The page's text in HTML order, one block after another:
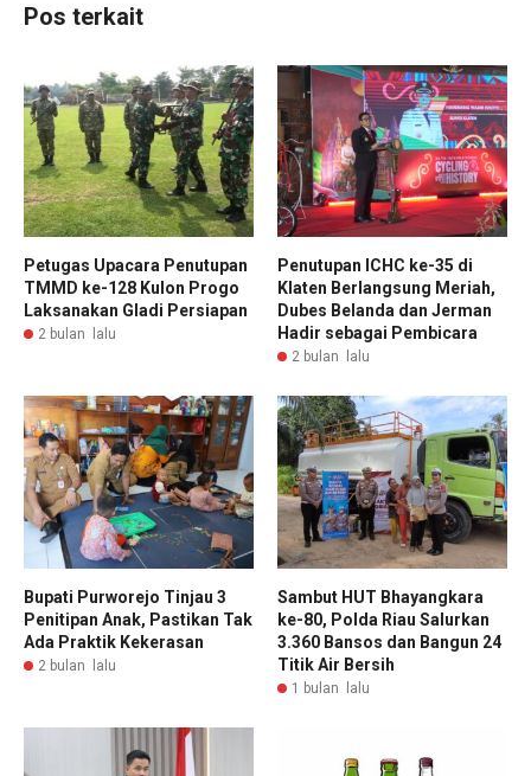
Pos terkait
Petugas Upacara Penutupan
TMMD ke-128 Kulon Progo
Laksanakan Gladi Persiapan
2 bulan lalu
Penutupan ICHC ke-35 di
Klaten Berlangsung Meriah,
Dubes Belanda dan Jerman
Hadir sebagai Pembicara
2 bulan lalu
Bupati Purworejo Tinjau 3
Penitipan Anak, Pastikan Tak
Ada Praktik Kekerasan
2 bulan lalu
Sambut HUT Bhayangkara
ke-80, Polda Riau Salurkan
3.360 Bansos dan Bangun 24
Titik Air Bersih
1 bulan lalu